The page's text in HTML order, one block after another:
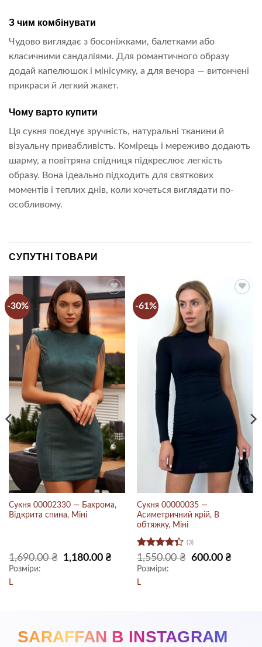
З чим комбінувати
Чудово виглядає з босоніжками, балетками або
класичними сандаліями. Для романтичного образу
додай капелюшок і мінісумку, а для вечора — витончені
прикраси й легкий жакет.
Чому варто купити
Ця сукня поєднує зручність, натуральні тканини й
візуальну привабливість. Комірець і мереживо додають
шарму, а повітряна спідниця підкреслює легкість
образу. Вона ідеально підходить для святкових
моментів і теплих днів, коли хочеться виглядати по-
особливому.
СУПУТНІ ТОВАРИ
-30%
Сукня 00002330 — Бахрома,
Відкрита спина, Міні
1,690.00₴
Оригінальна
ціна:
1,180.00₴ Поточна
1,180.00 ₴.
Розміри:
L
-61%
Сукня 00000035 —
Асиметричний крій, В
обтяжку, Міні
Оцінено
в4.33з
5
(3)
1,550.00₴
Оригінальна
ціна:
600.00₴
Розміри:
L
SARAFFAN В INSTAGRAM